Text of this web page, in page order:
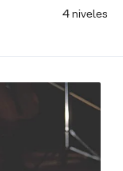
4 niveles